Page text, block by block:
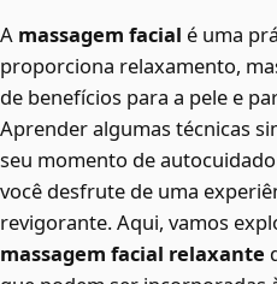
A massagem facial é uma
proporciona relaxamento,
de benefícios para a pele e
Aprender algumas técnicas
seu momento de
você desfrute de uma
revigorante. Aqui, vamos
massagem facial relaxante